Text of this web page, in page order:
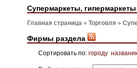
Супермаркеты, гипермаркеты
Главная страница Торговля
Фирмы раздела
Сортировать по: городу